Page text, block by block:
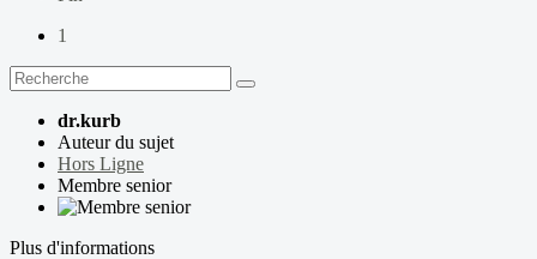
1
dr.kurb
Auteur du sujet
Hors Ligne
Membre senior
Plus d'informations